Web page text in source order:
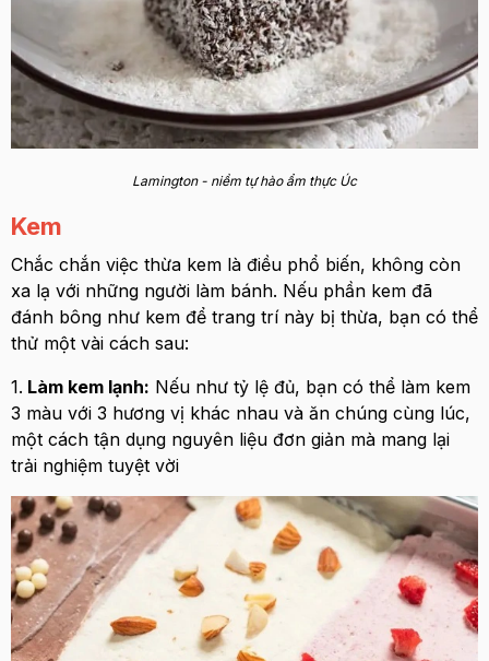
Lamington - niềm tự hào ẩm thực Úc
Kem
Chắc chắn việc thừa kem là điều phổ biến, không còn
xa lạ với những người làm bánh. Nếu phần kem đã
đánh bông như kem để trang trí này bị thừa, bạn có thể
thử một vài cách sau:
1. Làm kem lạnh: Nếu như tỷ lệ đủ, bạn có thể làm kem
3 màu với 3 hương vị khác nhau và ăn chúng cùng lúc,
một cách tận dụng nguyên liệu đơn giản mà mang lại
trải nghiệm tuyệt vời